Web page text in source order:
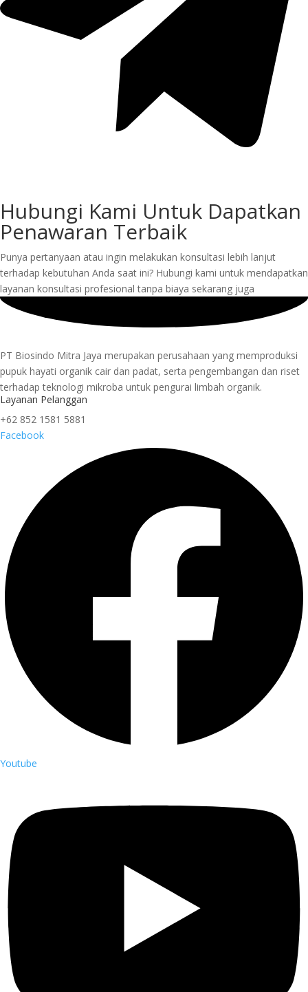
Hubungi Kami Untuk Dapatkan
Penawaran Terbaik
Punya pertanyaan atau ingin melakukan konsultasi lebih lanjut
terhadap kebutuhan Anda saat ini? Hubungi kami untuk mendapatkan
layanan konsultasi profesional tanpa biaya sekarang juga
PT Biosindo Mitra Jaya merupakan perusahaan yang memproduksi
pupuk hayati organik cair dan padat, serta pengembangan dan riset
terhadap teknologi mikroba untuk pengurai limbah organik.
Layanan Pelanggan
+62 852 1581 5881
Facebook
Youtube